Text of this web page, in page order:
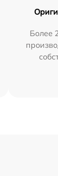
Более